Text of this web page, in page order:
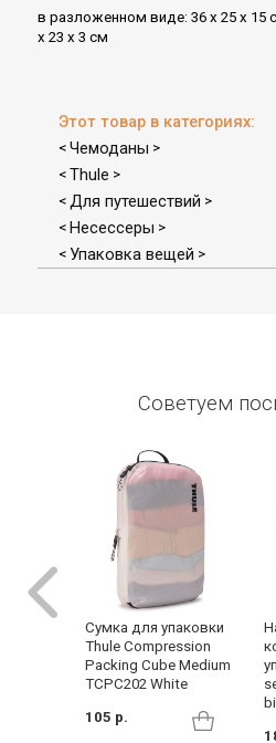
в разложенном виде: 36 x 25 x 15
x 23 x 3 см
Этот товар в категориях:
< Чемоданы >
< Thule >
< Для путешествий >
< Несессеры >
< Упаковка вещей >
Советуем
Cумка для упаковки
Thule Compression
Packing Cube Medium
TCPC202 White
105 р.